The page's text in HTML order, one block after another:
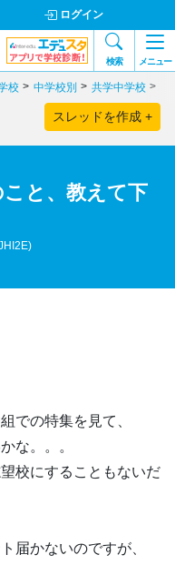
ログイン
検索 メニュー
校 中学校別 共学中学校
スレッドを作成 +
と、教えて下
での特集を見て、
な。。。
校にすることもないだ
届かないのですが、